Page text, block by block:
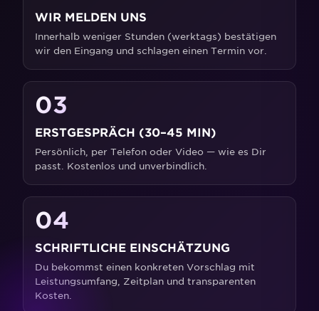
WIR MELDEN UNS
Innerhalb weniger Stunden (werktags) bestätigen
wir den Eingang und schlagen einen Termin vor.
03
ERSTGESPRÄCH (30–45 MIN)
Persönlich, per Telefon oder Video — wie es Dir
passt. Kostenlos und unverbindlich.
04
SCHRIFTLICHE EINSCHÄTZUNG
Du bekommst einen konkreten Vorschlag mit
Leistungsumfang, Zeitplan und transparenten
Kosten.